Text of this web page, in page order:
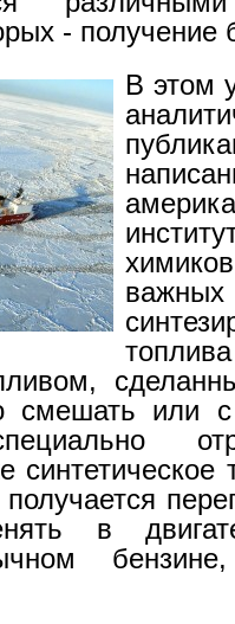
- получение
В этом
смешать или
синтетическое
в
бензине,